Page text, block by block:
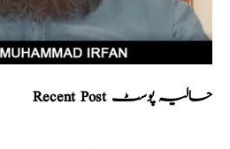
Recent Post حالیہ پوسٹ